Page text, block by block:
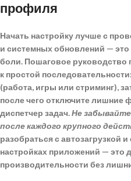
профиля
Начать настройку лучше с
и системных обновлений —
боли. Пошаговое руководство
к простой
(работа, игры или стриминг),
после чего отключите лишние
диспетчер задач.Не
после каждого крупного
разобраться с автозагрузкой
настройках приложений — это
производительности без